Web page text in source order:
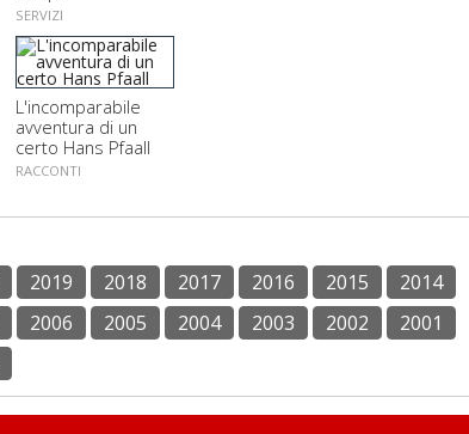
SERVIZI
L'incomparabile
avventura di un
certo Hans Pfaall
RACCONTI
2019 2018 2017 2016 2015
2014
2006 2005 2004 2003 2002
2001